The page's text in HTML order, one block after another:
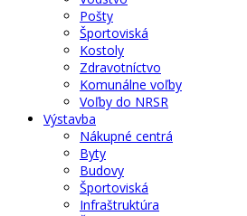
Pošty
Športoviská
Kostoly
Zdravotníctvo
Komunálne voľby
Voľby do NRSR
Výstavba
Nákupné centrá
Byty
Budovy
Športoviská
Infraštruktúra